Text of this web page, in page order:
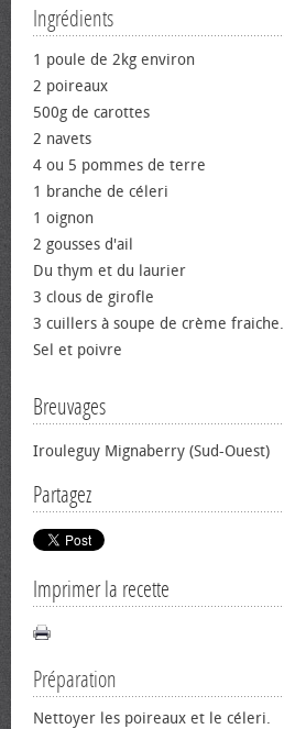
Ingrédients
1 poule de 2kg environ
2 poireaux
500g de carottes
2 navets
4 ou 5 pommes de terre
1 branche de céleri
1 oignon
2 gousses d'ail
Du thym et du laurier
3 clous de girofle
3 cuillers à soupe de crème fraiche.
Sel et poivre
Breuvages
Irouleguy Mignaberry (Sud-Ouest)
Partagez
Imprimer la recette
Préparation
Nettoyer les poireaux et le céleri.